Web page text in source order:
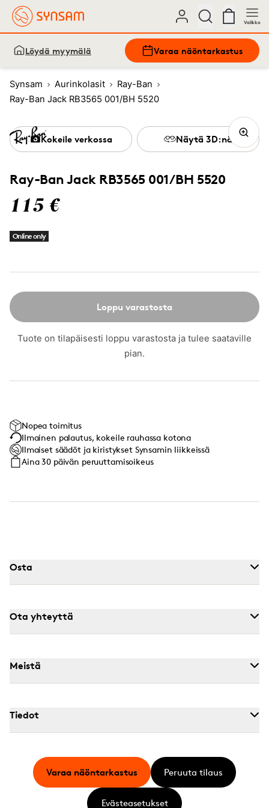
Valikko
Löydä myymälä Varaa näöntarkastus
Synsam Aurinkolasit
Ray-Ban
Ray-Ban Jack RB3565 001/BH 5520
Ray-Ban Jack RB3565 001/BH 5520
115 €
Online only
Loppu varastosta
Tuote on tilapäisesti loppu varastosta ja tulee saataville
pian.
Kokeile verkossa Näytä 3D:nä
Nopea toimitus
Ilmainen palautus, kokeile rauhassa kotona
Ilmaiset säädöt ja kiristykset Synsamin liikkeissä
Aina 30 päivän peruuttamisoikeus
Osta
Ota yhteyttä
Meistä
Tiedot
Varaa näöntarkastus Peruuta tilaus
Evästeasetukset